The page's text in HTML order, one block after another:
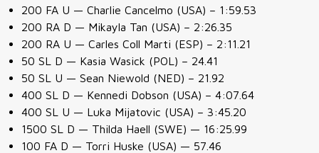
200 FA U — Charlie Cancelmo (USA) – 1:59.53
200 RA D — Mikayla Tan (USA) – 2:26.35
200 RA U — Carles Coll Marti (ESP) – 2:11.21
50 SL D — Kasia Wasick (POL) – 24.41
50 SL U — Sean Niewold (NED) – 21.92
400 SL D — Kennedi Dobson (USA) – 4:07.64
400 SL U — Luka Mijatovic (USA) – 3:45.20
1500 SL D — Thilda Haell (SWE) — 16:25.99
100 FA D — Torri Huske (USA) — 57.46